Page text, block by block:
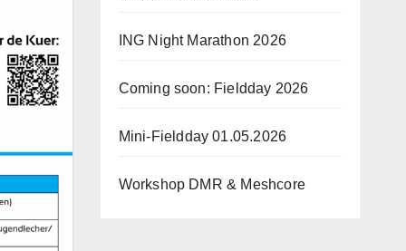
ING Night Marathon 2026
Coming soon: Fieldday 2026
Mini-Fieldday 01.05.2026
Workshop DMR & Meshcore